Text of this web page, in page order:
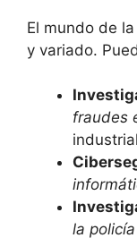
El mundo de
y variado.
fraudes
la